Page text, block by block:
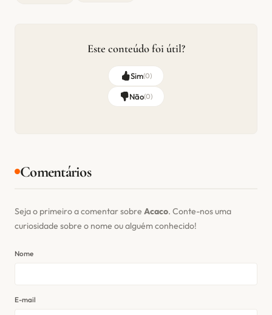
Este conteúdo foi útil?
Sim(0)
Não(0)
Comentários
Seja o primeiro a comentar sobre Acaco. Conte-nos uma
curiosidade sobre o nome ou alguém conhecido!
Nome
E-mail